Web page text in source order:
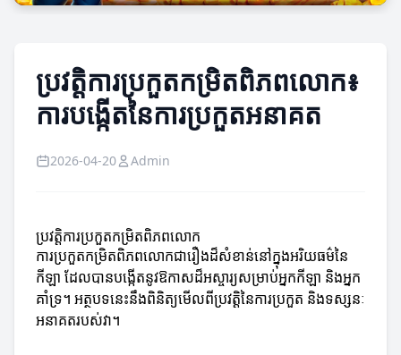
ប្រវត្តិការប្រកួតកម្រិតពិភពលោក៖
ការបង្កើតនៃការប្រកួតអនាគត
2026-04-20 Admin
ប្រវត្តិការប្រកួតកម្រិតពិភពលោក
ការប្រកួតកម្រិតពិភពលោកជារឿងដ៏សំខាន់នៅក្នុងអរិយធម៌នៃ
កីឡា ដែលបានបង្កើតនូវឱកាសដ៏អស្ចារ្យសម្រាប់អ្នកកីឡា និងអ្នក
គាំទ្រ។ អត្ថបទនេះនឹងពិនិត្យមើលពីប្រវត្តិនៃការប្រកួត និងទស្សនៈ
អនាគតរបស់វា។